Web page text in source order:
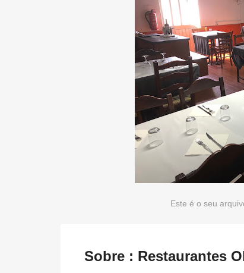
Este é o seu
Sobre : Restaurantes